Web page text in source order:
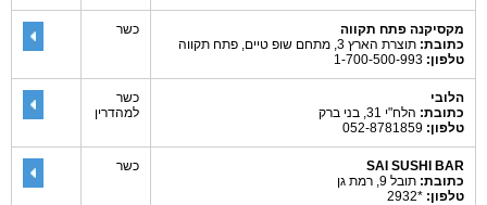
מקסיקנה פתח תקווה
כתובת: תוצרת הארץ 3, מתחם שופ טיים, פתח תקווה
טלפון:
כשר
הלובי
כתובת: הלח"י 31, בני ברק
טלפון:
כשר
למהדרין
SAI SUSHI BAR
כתובת: תובל 9, רמת גן
טלפון: *2932
כשר